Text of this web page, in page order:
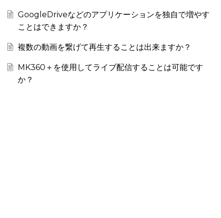
GoogleDriveなどのアプリケーションを独自で増やす
ことはできますか？
複数の動画を繋げて再生することは出来ますか？
MK360＋を使用してライブ配信することは可能です
か？